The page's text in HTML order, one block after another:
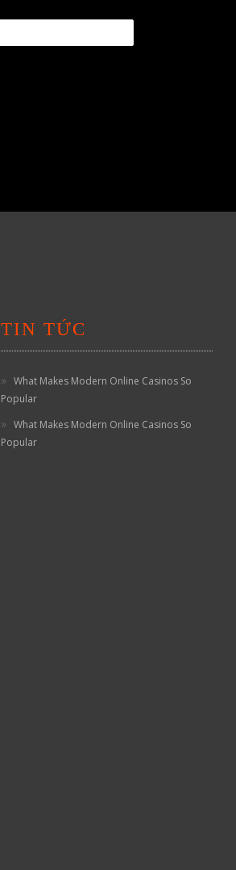
TIN TỨC
What Makes Modern Online Casinos So
Popular
What Makes Modern Online Casinos So
Popular